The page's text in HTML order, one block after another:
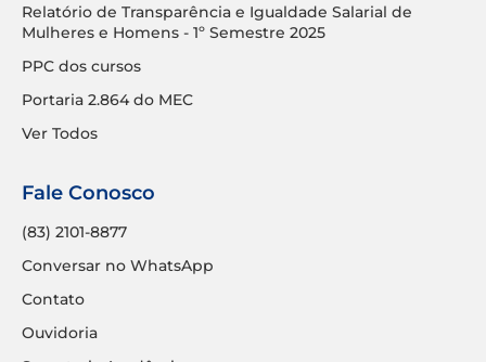
Relatório de Transparência e Igualdade Salarial de
Mulheres e Homens - 1º Semestre 2025
PPC dos cursos
Portaria 2.864 do MEC
Ver Todos
Fale Conosco
(83) 2101-8877
Conversar no WhatsApp
Contato
Ouvidoria